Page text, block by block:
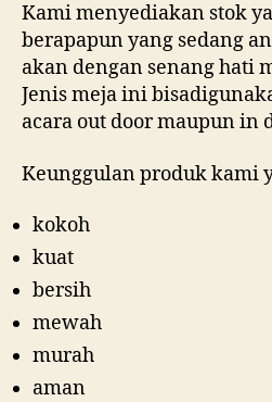
Kami menyediakan stok
berapapun yang sedang
akan dengan senang hati
Jenis meja ini
acara out door maupun in
Keunggulan produk kami
kokoh
kuat
bersih
mewah
murah
aman